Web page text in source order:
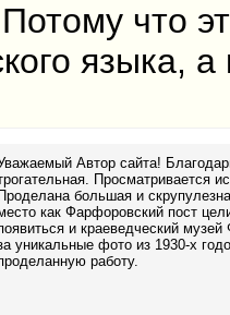
что
языка,
Автор сайта!
Просматривается
Проделана большая и
как Фарфоровский пост
и краеведческий
уникальные фото из 1930-х
работу.